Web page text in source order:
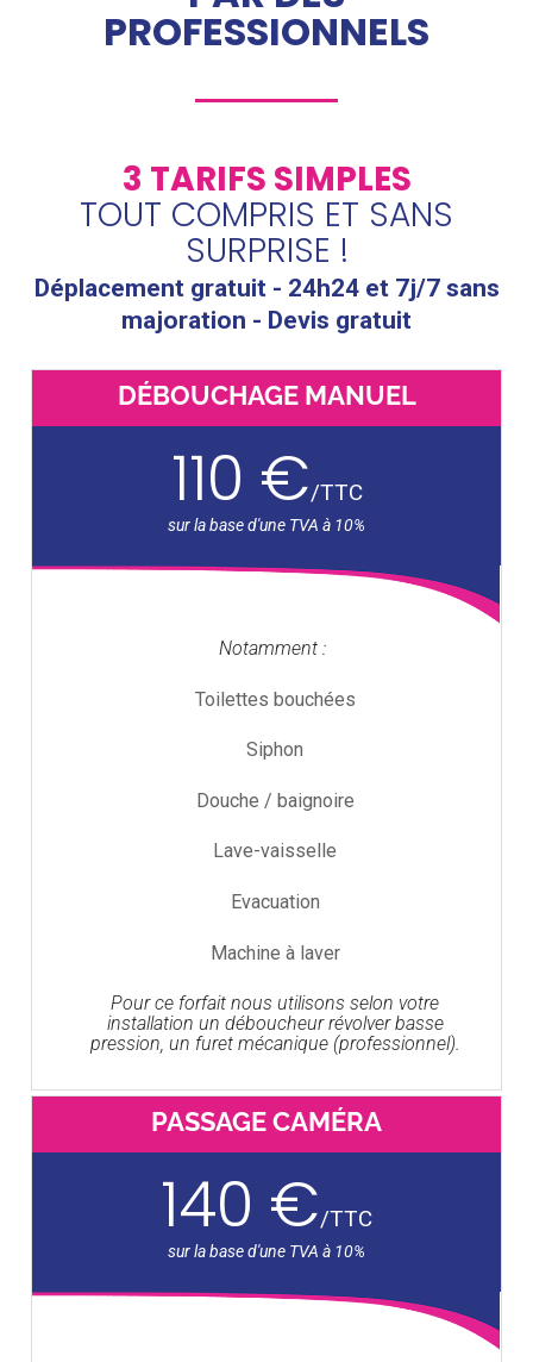
PROFESSIONNELS
3 TARIFS SIMPLES
TOUT COMPRIS ET SANS
SURPRISE !
Déplacement gratuit - 24h24 et 7j/7 sans
majoration - Devis gratuit
DÉBOUCHAGE MANUEL
110 €/TTC
Notamment :
Toilettes bouchées
Siphon
Douche / baignoire
Lave-vaisselle
Evacuation
Machine à laver
Pour ce forfait nous utilisons selon votre
installation un déboucheur révolver basse
pression, un furet mécanique (professionnel).
PASSAGE CAMÉRA
140 €/TTC